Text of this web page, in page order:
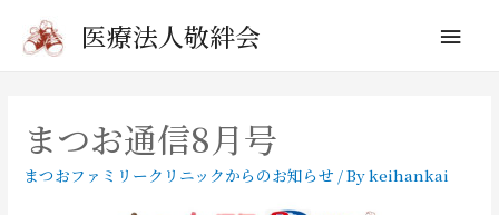
医療法人敬絆会
メ
メ
まつお通信8月号
まつおファミリークリニックからのお知らせ / Bykeihankai